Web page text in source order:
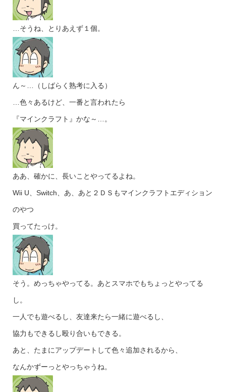
…そうね、とりあえず１個。
ん～…（しばらく熟考に入る）
…色々あるけど、一番と言われたら
『マインクラフト』かな～…。
ああ、確かに、長いことやってるよね。
Wii U、Switch、あ、あと２ＤＳもマインクラフトエディション
のやつ
買ってたっけ。
そう。めっちゃやってる。あとスマホでもちょっとやってる
し。
一人でも遊べるし、友達来たら一緒に遊べるし、
協力もできるし殴り合いもできる。
あと、たまにアップデートして色々追加されるから、
なんかずーっとやっちゃうね。